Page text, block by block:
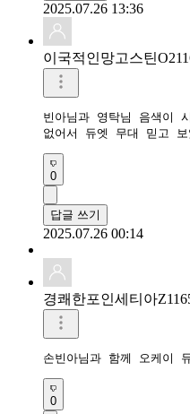
2025.07.26 13:36
이국적인망고스틴
빈아님과 영탁님 음색이
없어서 듀엣 무대 믿고 보
0
답글 쓰기
2025.07.26 00:14
경쾌한포인세티아
손빈아님과 함께 오케이
0